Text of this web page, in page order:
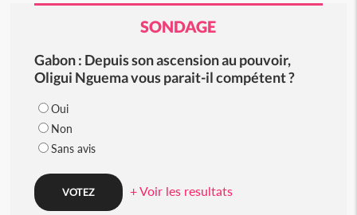
SONDAGE
Gabon : Depuis son ascension au pouvoir,
Oligui Nguema vous parait-il compétent ?
Oui
Non
Sans avis
+ Voir les resultats